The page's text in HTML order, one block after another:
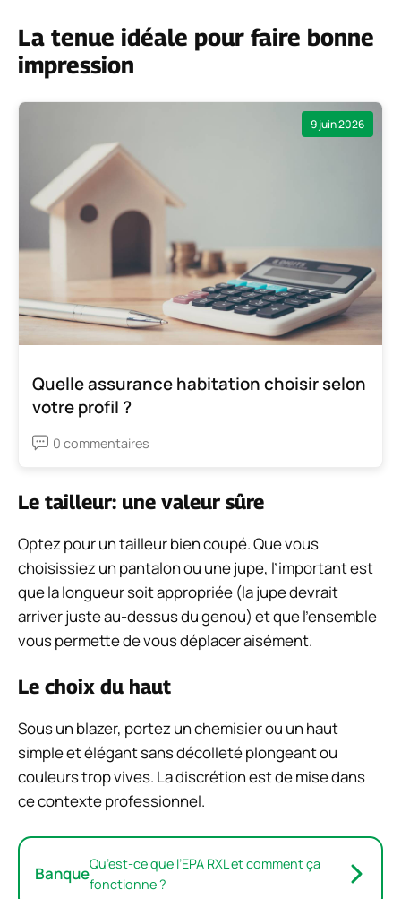
La tenue idéale pour faire bonne
impression
9 juin 2026
Quelle assurance habitation choisir selon
votre profil ?
0 commentaires
Le tailleur: une valeur sûre
Optez pour un tailleur bien coupé. Que vous
choisissiez un pantalon ou une jupe, l’important est
que la longueur soit appropriée (la jupe devrait
arriver juste au-dessus du genou) et que l’ensemble
vous permette de vous déplacer aisément.
Le choix du haut
Sous un blazer, portez un chemisier ou un haut
simple et élégant sans décolleté plongeant ou
couleurs trop vives. La discrétion est de mise dans
ce contexte professionnel.
BanqueQu’est-ce que l’EPA RXL et comment ça
fonctionne ?